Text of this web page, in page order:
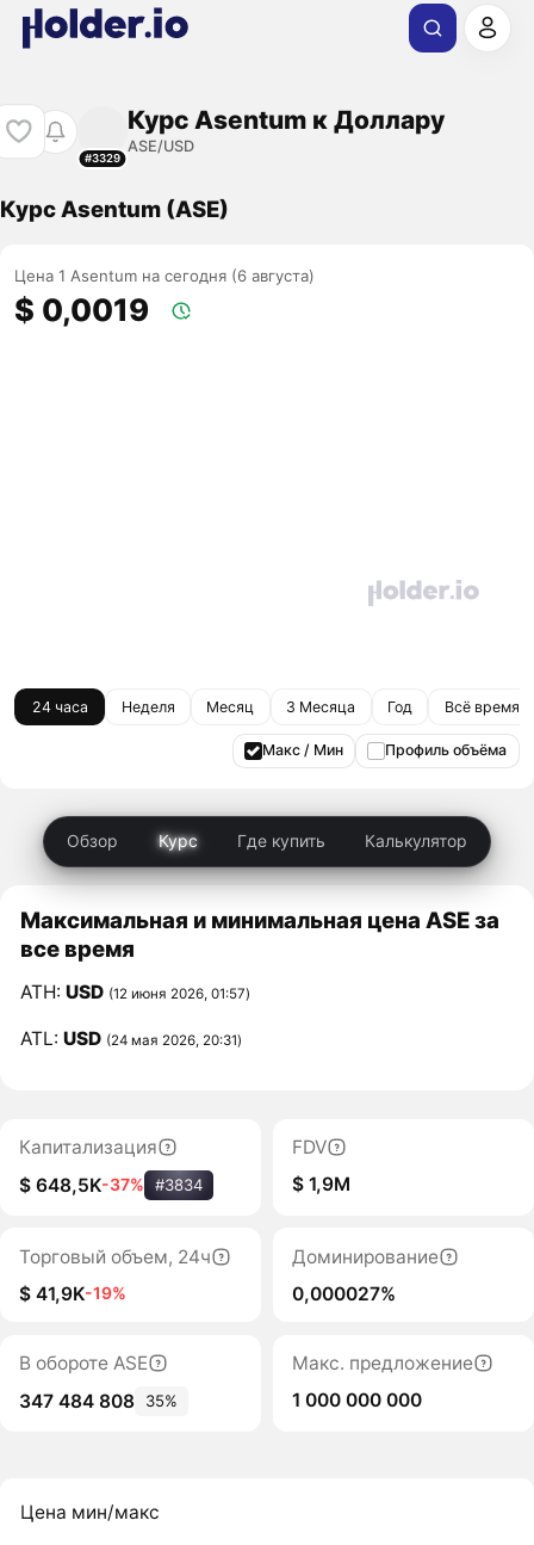
#3329
Курс Asentum к Доллару
ASE/USD
Курс Asentum (ASE)
Цена 1 Asentum на сегодня (6 августа)
$ 0,0019
24 часа Неделя Месяц 3 Месяца Год Всё время
Макс / Мин Профиль объёма
Обзор Курс Где купить Калькулятор
Максимальная и минимальная цена ASE за
все время
ATH:USD (12 июня 2026, 01:57)
ATL:USD (24 мая 2026, 20:31)
Капитализация
$ 648,5K-37% #3834
FDV
$ 1,9M
Торговый объем, 24ч
$ 41,9K-19%
Доминирование
0,000027%
В обороте ASE
347 484 808
35%
Макс. предложение
1 000 000 000
Цена мин/макс